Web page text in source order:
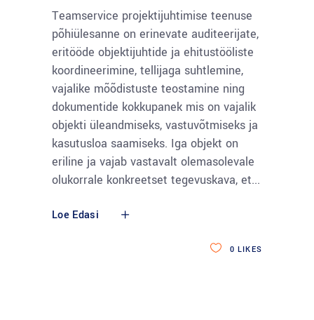
Teamservice projektijuhtimise teenuse
põhiülesanne on erinevate auditeerijate,
eritööde objektijuhtide ja ehitustööliste
koordineerimine, tellijaga suhtlemine,
vajalike mõõdistuste teostamine ning
dokumentide kokkupanek mis on vajalik
objekti üleandmiseks, vastuvõtmiseks ja
kasutusloa saamiseks. Iga objekt on
eriline ja vajab vastavalt olemasolevale
olukorrale konkreetset tegevuskava, et
Loe Edasi
0 LIKES